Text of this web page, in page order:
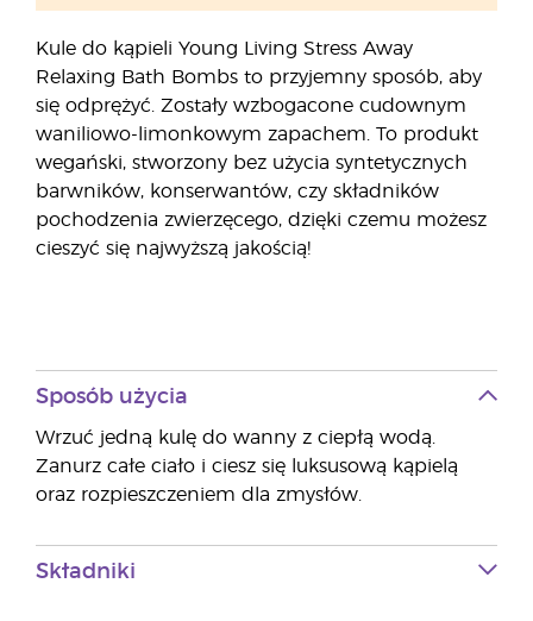
Kule do kąpieli Young Living Stress Away
Relaxing Bath Bombs to przyjemny sposób, aby
się odprężyć. Zostały wzbogacone cudownym
waniliowo-limonkowym zapachem. To produkt
wegański, stworzony bez użycia syntetycznych
barwników, konserwantów, czy składników
pochodzenia zwierzęcego, dzięki czemu możesz
cieszyć się najwyższą jakością!
Sposób użycia
Wrzuć jedną kulę do wanny z ciepłą wodą.
Zanurz całe ciało i ciesz się luksusową kąpielą
oraz rozpieszczeniem dla zmysłów.
Składniki